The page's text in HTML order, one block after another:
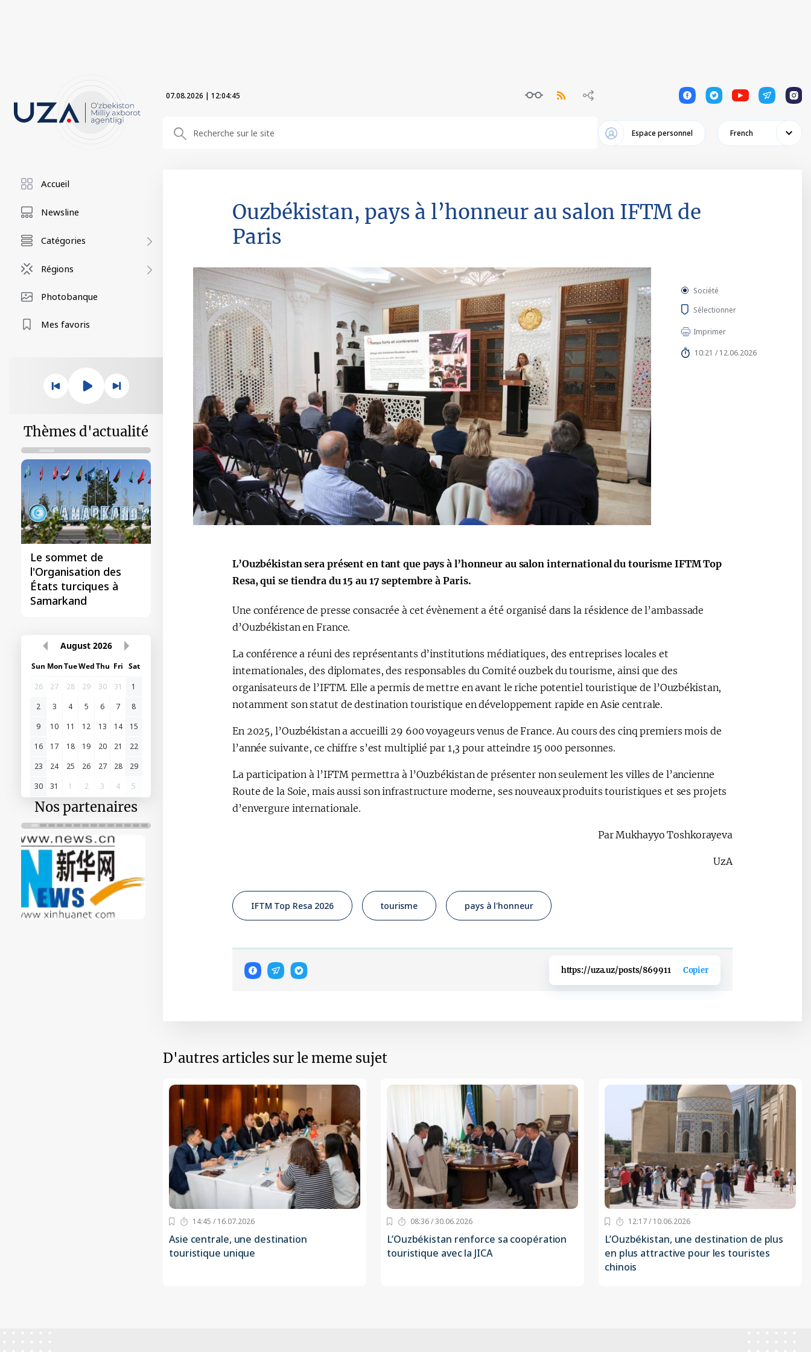
07.08.2026 | 12:04:46 1 1 1 1 1
Espace personnel French
Accueil
Newsline
Catégories
Régions
Photobanque
Mes favoris
Thèmes d'actualité
Le sommet de
l'Organisation des
États turciques à
Samarkand
August 2026
Sun MonTueWedThu Fri Sat
26
27 28 29 30 31
1
2
3 4 5 6 7
8
9
10 11 12 13 14
15
16
17 18 19 20 21
22
23
24 25 26 27 28
29
30
31 1 2 3 4 5
Nos partenaires
Ouzbékistan, pays à l’honneur au salon IFTM de
Paris
Société
Sélectionner
Imprimer
10:21 / 12.06.2026
L’Ouzbékistan sera présent en tant que pays à l’honneur au salon international du tourisme IFTM Top
Resa, qui se tiendra du 15 au 17 septembre à Paris.
Une conférence de presse consacrée à cet évènement a été organisé dans la résidence de l’ambassade
d’Ouzbékistan en France.
La conférence a réuni des représentants d’institutions médiatiques, des entreprises locales et
internationales, des diplomates, des responsables du Comité ouzbek du tourisme, ainsi que des
organisateurs de l’IFTM. Elle a permis de mettre en avant le riche potentiel touristique de l’Ouzbékistan,
notamment son statut de destination touristique en développement rapide en Asie centrale.
En 2025, l’Ouzbékistan a accueilli 29 600 voyageurs venus de France. Au cours des cinq premiers mois de
l’année suivante, ce chiffre s’est multiplié par 1,3 pour atteindre 15 000 personnes.
La participation à l’IFTM permettra à l’Ouzbékistan de présenter non seulement les villes de l’ancienne
Route de la Soie, mais aussi son infrastructure moderne, ses nouveaux produits touristiques et ses projets
d’envergure internationale.
Par Mukhayyo Toshkorayeva
UzA
IFTM Top Resa 2026 tourisme pays à l'honneur
https://uza.uz/posts/869911 Copier
D'autres articles sur le meme sujet
14:45 / 16.07.2026
Asie centrale, une destination
touristique unique
08:36 / 30.06.2026
L’Ouzbékistan renforce sa coopération
touristique avec la JICA
12:17 / 10.06.2026
L’Ouzbékistan, une destination de plus
en plus attractive pour les touristes
chinois